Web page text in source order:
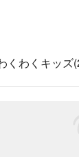
わくキッズ